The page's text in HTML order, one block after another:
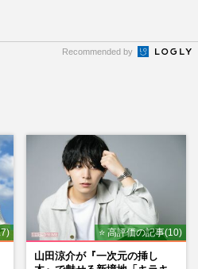
Recommended by
⭐ 高評価の記事(10)
山田涼介が『一次元の挿し